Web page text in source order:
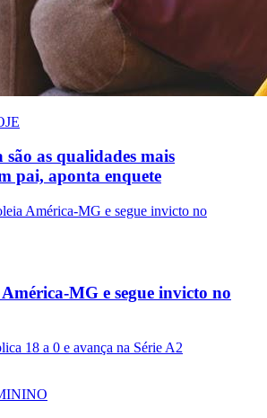
são as qualidades mais
pai, aponta enquete
MG e segue invicto no